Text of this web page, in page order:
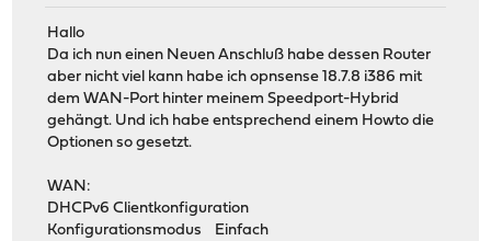
Hallo
Da ich nun einen Neuen Anschluß habe dessen Router
aber nicht viel kann habe ich opnsense 18.7.8 i386 mit
dem WAN-Port hinter meinem Speedport-Hybrid
gehängt. Und ich habe entsprechend einem Howto die
Optionen so gesetzt.
WAN:
DHCPv6 Clientkonfiguration
Konfigurationsmodus Einfach